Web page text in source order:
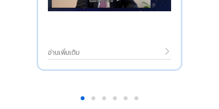
อ่านเพิ่มเติม